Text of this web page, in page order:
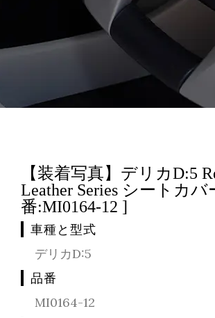
【装着写真】デリカD:5
Leather Series シートカバ
番:MI0164-12 ]
車種と型式
デリカD:5
品番
MI0164-12